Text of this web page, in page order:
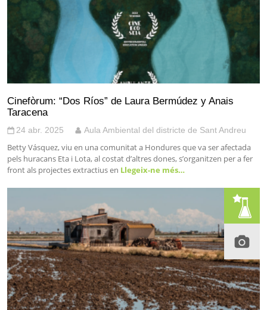
Cinefòrum: “Dos Ríos” de Laura Bermúdez y Anais
Taracena
24 abr. 2025 Aula Ambiental del districte de Sant Andreu
Betty Vásquez, viu en una comunitat a Hondures que va ser afectada
pels huracans Eta i Lota, al costat d’altres dones, s’organitzen per a fer
front als projectes extractius en Llegeix-ne més…